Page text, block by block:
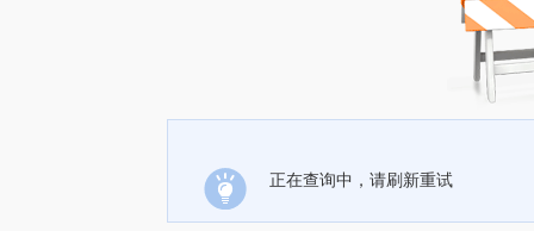
正在查询中，请刷新重试